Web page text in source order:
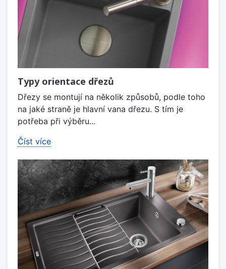
Typy orientace dřezů
Dřezy se montují na několik způsobů, podle toho
na jaké straně je hlavní vana dřezu. S tím je
potřeba při výběru...
Číst více